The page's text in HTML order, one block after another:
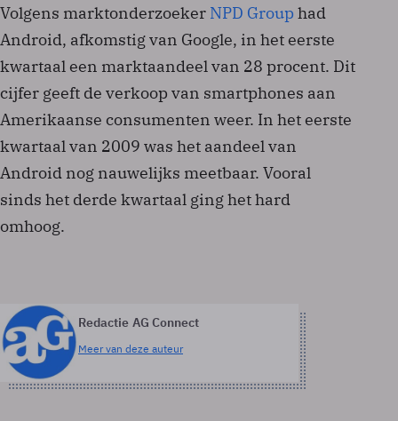
Volgens marktonderzoeker NPD Group had
Android, afkomstig van Google, in het eerste
kwartaal een marktaandeel van 28 procent. Dit
cijfer geeft de verkoop van smartphones aan
Amerikaanse consumenten weer. In het eerste
kwartaal van 2009 was het aandeel van
Android nog nauwelijks meetbaar. Vooral
sinds het derde kwartaal ging het hard
omhoog.
Redactie AG Connect
Meer van deze auteur